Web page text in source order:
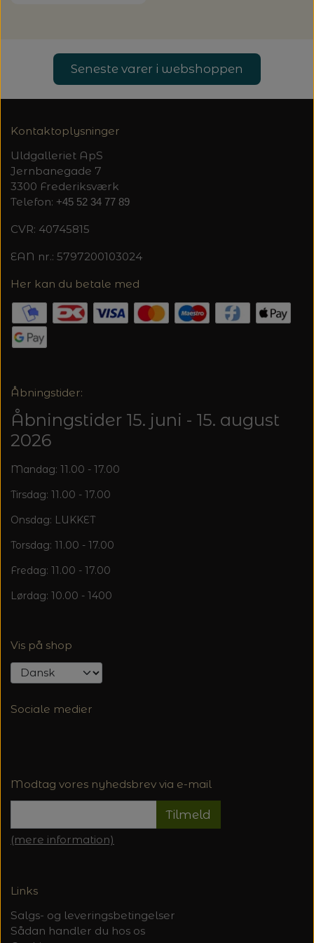
Seneste varer i webshoppen
Kontaktoplysninger
Uldgalleriet ApS
Jernbanegade 7
3300 Frederiksværk
Telefon: +45 52 34 77 89
CVR: 40745815
EAN nr.: 5797200103024
Her kan du betale med
Åbningstider:
Åbningstider 15. juni - 15. august
2026
Mandag: 11.00 - 17.00
Tirsdag: 11.00 - 17.00
Onsdag: LUKKET
Torsdag: 11.00 - 17.00
Fredag: 11.00 - 17.00
Lørdag: 10.00 - 1400
Vis på shop
Sociale medier
Modtag vores nyhedsbrev via e-mail
Tilmeld
(mere information)
Links
Salgs- og leveringsbetingelser
Sådan handler du hos os